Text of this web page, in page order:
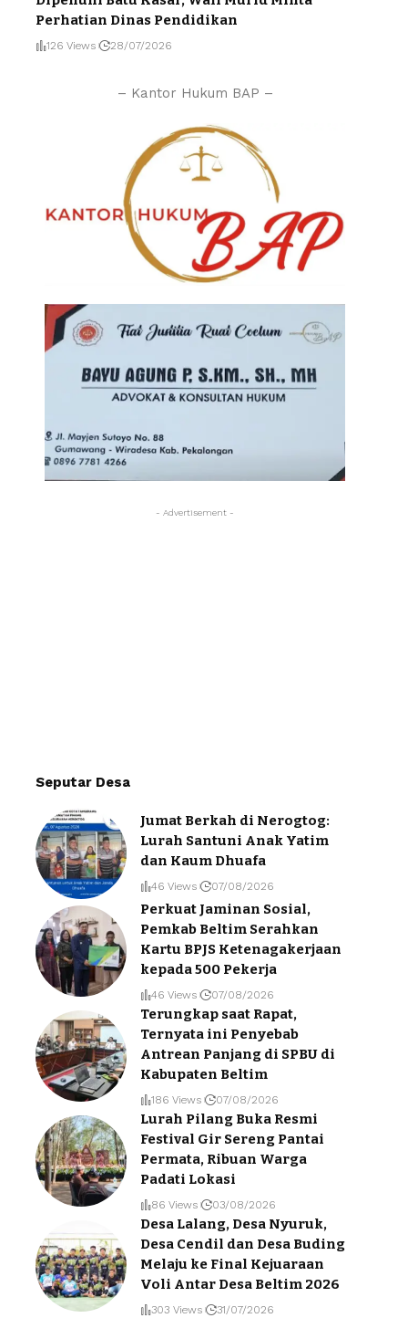
Perhatian Dinas Pendidikan
126 Views 28/07/2026
– Kantor Hukum BAP –
- Advertisement -
Seputar Desa
Jumat Berkah di Nerogtog:
Lurah Santuni Anak Yatim
dan Kaum Dhuafa
46 Views 07/08/2026
Perkuat Jaminan Sosial,
Pemkab Beltim Serahkan
Kartu BPJS Ketenagakerjaan
kepada 500 Pekerja
46 Views 07/08/2026
Terungkap saat Rapat,
Ternyata ini Penyebab
Antrean Panjang di SPBU di
Kabupaten Beltim
186 Views 07/08/2026
Lurah Pilang Buka Resmi
Festival Gir Sereng Pantai
Permata, Ribuan Warga
Padati Lokasi
86 Views 03/08/2026
Desa Lalang, Desa Nyuruk,
Desa Cendil dan Desa Buding
Melaju ke Final Kejuaraan
Voli Antar Desa Beltim 2026
303 Views 31/07/2026